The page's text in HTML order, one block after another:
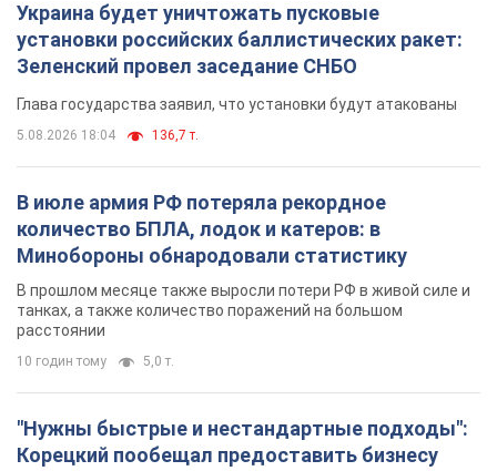
Украина будет уничтожать пусковые
установки российских баллистических ракет:
Зеленский провел заседание СНБО
Глава государства заявил, что установки будут атакованы
5.08.2026 18:04 136,7 т.
В июле армия РФ потеряла рекордное
количество БПЛА, лодок и катеров: в
Минобороны обнародовали статистику
В прошлом месяце также выросли потери РФ в живой силе и
танках, а также количество поражений на большом
расстоянии
10 годин тому 5,0 т.
"Нужны быстрые и нестандартные подходы":
Корецкий пообещал предоставить бизнесу